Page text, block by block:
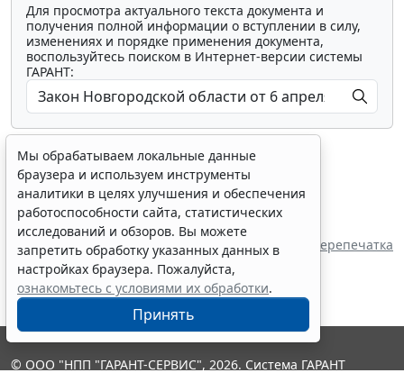
Для просмотра актуального текста документа и
получения полной информации о вступлении в силу,
изменениях и порядке применения документа,
воспользуйтесь поиском в Интернет-версии системы
ГАРАНТ:
Показать все материалы
Перепечатка
Мы обрабатываем локальные данные
браузера и используем инструменты
аналитики в целях улучшения и обеспечения
работоспособности сайта, статистических
исследований и обзоров. Вы можете
запретить обработку указанных данных в
настройках браузера. Пожалуйста,
ознакомьтесь с условиями их обработки.
Принять
© ООО "НПП "ГАРАНТ-СЕРВИС", 2026. Система ГАРАНТ